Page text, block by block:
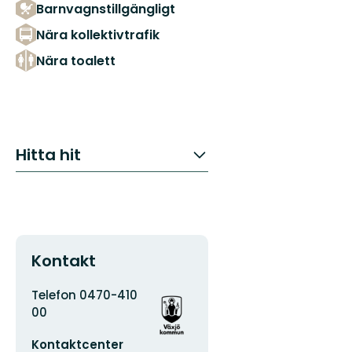
Barnvagnstillgängligt
Nära kollektivtrafik
Nära toalett
Hitta hit
Kontakt
Adress
Telefon 0470-410
00
postadress
Kontaktcenter
Organisationens
logotyp